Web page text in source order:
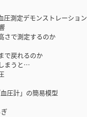
測定デモンストレーション
で測定するのか
戻れるのか
まうと…
計」の簡易模型